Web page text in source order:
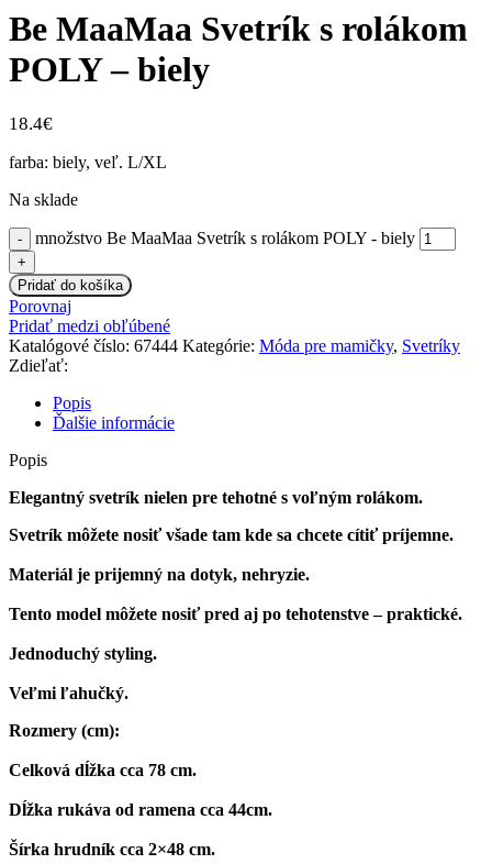
Be MaaMaa Svetrík s rolákom
POLY – biely
18.4€
farba: biely, veľ. L/XL
Na sklade
množstvo Be MaaMaa Svetrík s rolákom POLY - biely
Pridať do košíka
Porovnaj
Pridať medzi obľúbené
Katalógové číslo: 67444 Kategórie: Móda pre mamičky, Svetríky
Zdieľať:
Popis
Ďalšie informácie
Popis
Elegantný svetrík nielen pre tehotné s voľným rolákom.
Svetrík môžete nosiť všade tam kde sa chcete cítiť príjemne.
Materiál je prijemný na dotyk, nehryzie.
Tento model môžete nosiť pred aj po tehotenstve – praktické.
Jednoduchý styling.
Veľmi ľahučký.
Rozmery (cm):
Celková dĺžka cca 78 cm.
Dĺžka rukáva od ramena cca 44cm.
Šírka hrudník cca 2×48 cm.